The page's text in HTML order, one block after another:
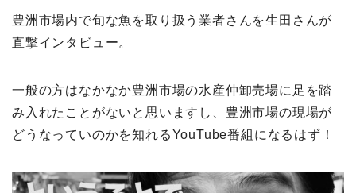
豊洲市場内で旬な魚を取り扱う業者さんを生田さんが
直撃インタビュー。
一般の方はなかなか豊洲市場の水産仲卸売場に足を踏
み入れたことがないと思いますし、豊洲市場の現場が
どうなっていのかを知れるYouTube番組になるはず！